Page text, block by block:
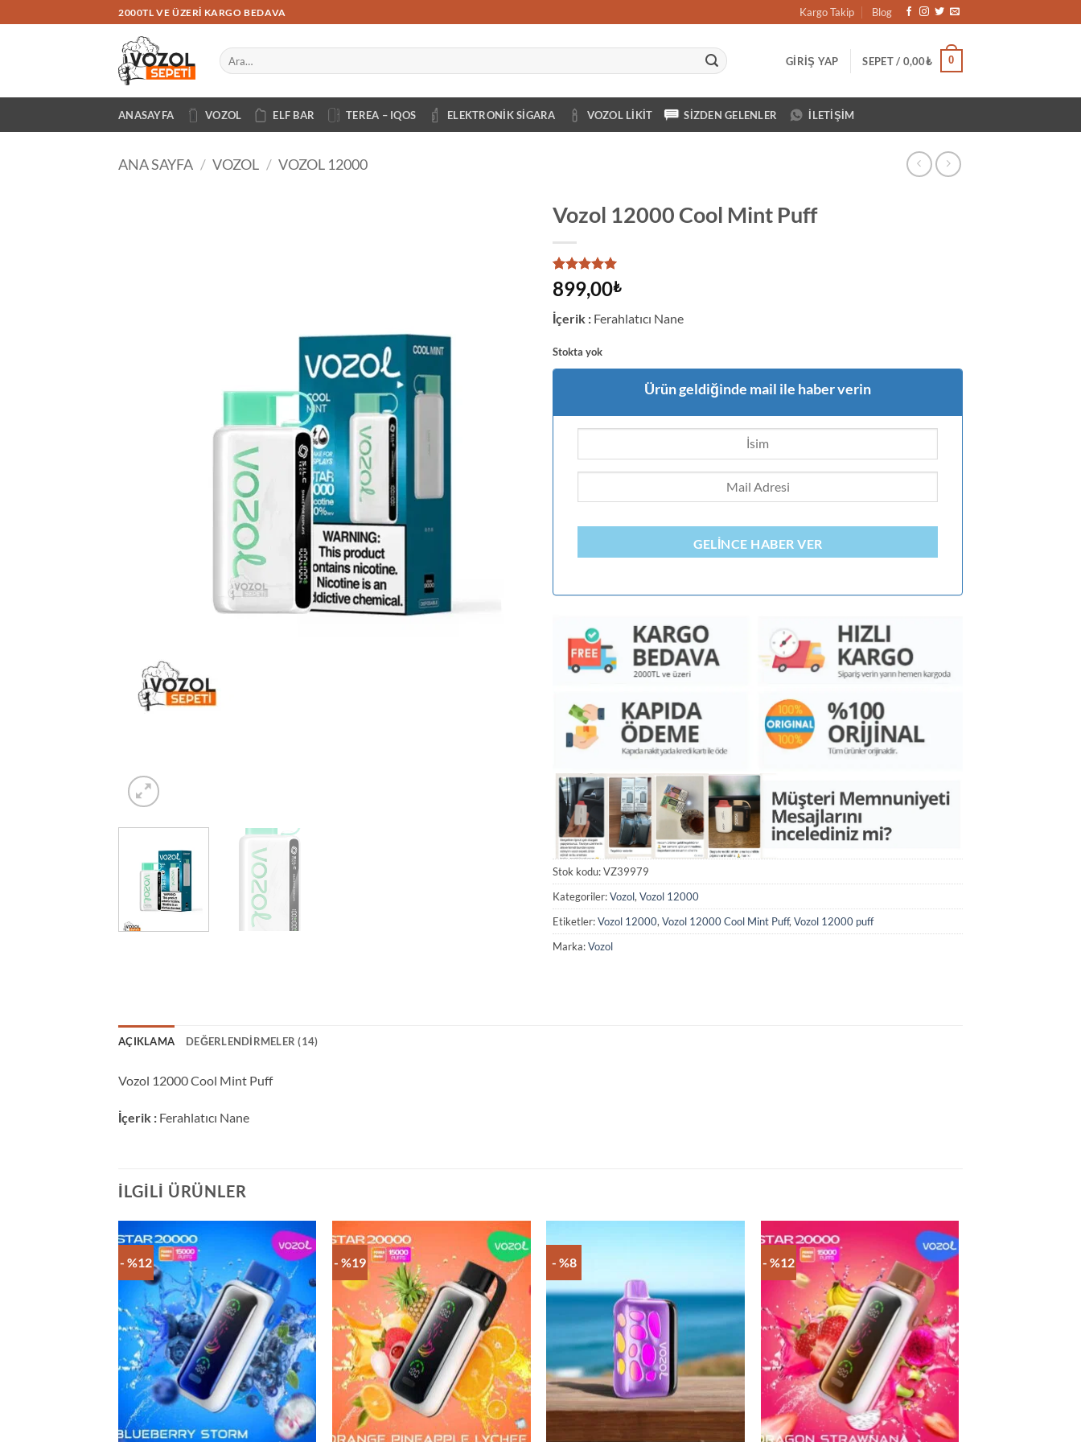
atla
2000TL VE ÜZERI KARGO BEDAVA Kargo Takip Blog
Ara:
GIRIŞ YAP SEPET / 0,00₺ 0
ANASAYFA VOZOL ELF BAR TEREA – IQOS ELEKTRONIK SIGARA VOZOL LIKIT SIZDEN GELENLER İLETIŞIM
ANA SAYFA / VOZOL / VOZOL 12000
Vozol 12000 Cool Mint Puff
14
müşteri
puanına
5 üzerinden
899,00₺
İçerik : Ferahlatıcı Nane
Stokta yok
Ürün geldiğinde mail ile haber verin
GELINCE HABER VER
Stok kodu:VZ39979
Kategoriler:Vozol,Vozol 12000
Etiketler:Vozol 12000,Vozol 12000 Cool Mint Puff,Vozol 12000 puff
Marka:Vozol
AÇIKLAMA DEĞERLENDIRMELER (14)
Vozol 12000 Cool Mint Puff
İçerik : Ferahlatıcı Nane
İLGILI ÜRÜNLER
- %12 - %19 - %8 - %12